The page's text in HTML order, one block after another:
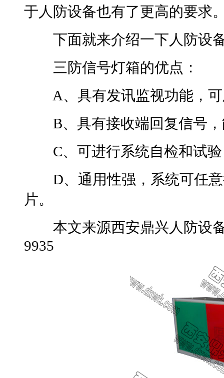
于人防设备也有了更高的要求
下面就来介绍一下人防设
三防信号灯箱的优点：
A、具有发讯监视功能，可
B、具有接收端回复信号，
C、可进行系统自检和试验
D、通用性强，系统可任意
片。
本文来源西安鼎兴人防设备
9935